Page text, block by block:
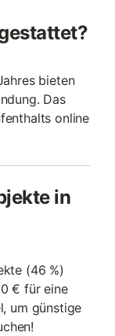
bieten
Das
online
in
(46 %)
€ für eine
um günstige